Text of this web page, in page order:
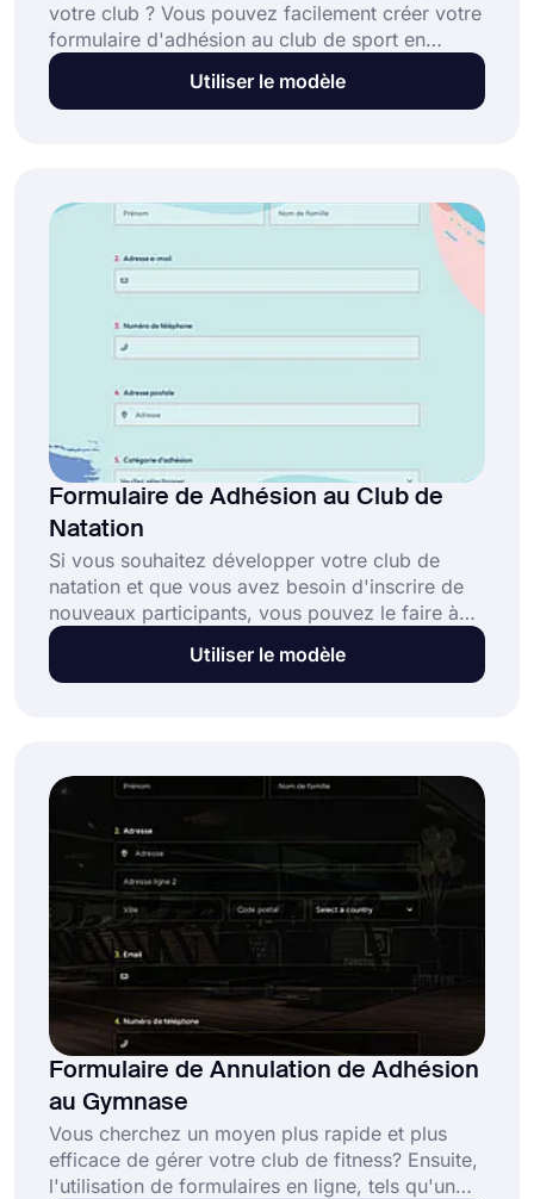
votre club ? Vous pouvez facilement créer votre
formulaire d'adhésion au club de sport en
utilisant le puissant créateur de formulaires
forms.app. Vous pouvez entrer en contact avec
l'intégrant sur votre site web.
Utiliser le modèle
Formulaire de Adhésion au Club de
Natation
Si vous souhaitez développer votre club de
natation et que vous avez besoin d'inscrire de
nouveaux participants, vous pouvez le faire à
l'aide d'un formulaire en ligne. Avec le modèle
de formulaire d'adhésion gratuit au club de
personnalisés sans aucune connaissance
technique !
Utiliser le modèle
Formulaire de Annulation de Adhésion
au Gymnase
Vous cherchez un moyen plus rapide et plus
efficace de gérer votre club de fitness? Ensuite,
l'utilisation de formulaires en ligne, tels qu'un